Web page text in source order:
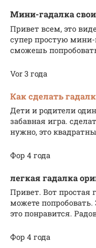
Мини-гадалка
Привет всем, это
супер простую
сможешь
Vor 3 года
Как сделать
Дети и родители
забавная игра.
нужно, это
Фор 4 года
легкая гадалка
Привет. Вот простая
можете
это понравится.
Фор 4 года